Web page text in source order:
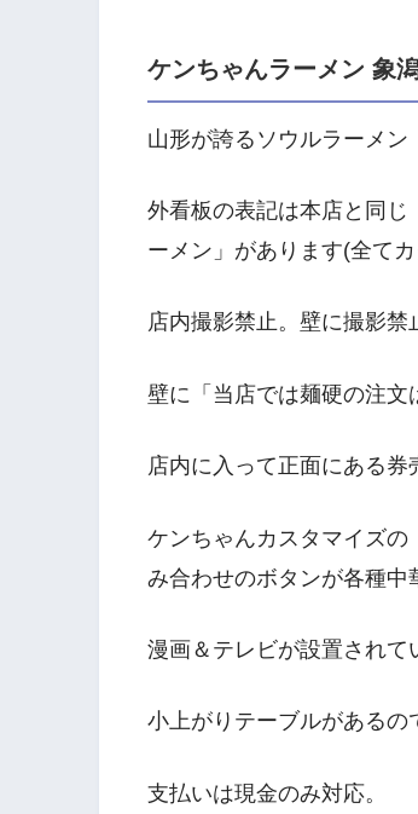
ケンちゃんラーメン 象
山形が誇るソウルラーメン
外看板の表記は本店と同じ
ーメン」があります(全て
店内撮影禁止。壁に撮影禁
壁に「当店では麺硬の注文
店内に入って正面にある券
ケンちゃんカスタマイズの
み合わせのボタンが各種中
漫画＆テレビが設置されて
小上がりテーブルがあるの
支払いは現金のみ対応。